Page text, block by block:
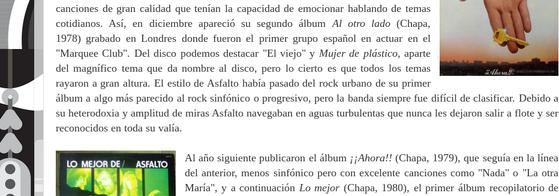
canciones de gran calidad que tenían la capacidad de emocionar hablando de temas
cotidianos. Así, en diciembre apareció su segundo álbumAl otro lado(Chapa,
1978) grabado en Londres donde fueron el primer grupo español en actuar en el
"Marquee Club". Del disco podemos destacar "El viejo" y Mujer de plástico, aparte
del magnífico tema que da nombre al disco, pero lo cierto es que todos los temas
rayaron a gran altura. El estilo de Asfalto había pasado del rock urbano de su primer
álbum a algo más parecido al rock sinfónico o progresivo, pero la banda siempre fue difícil de clasificar. Debido a
su heterodoxia y amplitud de miras Asfalto navegaban en aguas turbulentas que nunca les dejaron salir a flote y ser
reconocidos en toda su valía.
Al año siguiente publicaron el álbum ¡¡Ahora!!(Chapa, 1979), que seguía en la línea
del anterior, menos sinfónico pero con excelente canciones como "Nada" o "La otra
María", y a continuación Lo mejor (Chapa, 1980), el primer álbum recopilatorio de